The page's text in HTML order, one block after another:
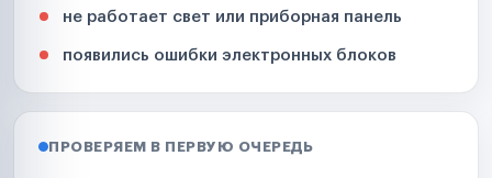
не работает свет или приборная панель
появились ошибки электронных блоков
ПРОВЕРЯЕМ В ПЕРВУЮ ОЧЕРЕДЬ